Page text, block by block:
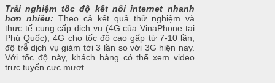
Trải nghiệm tốc độ kết nối internet nhanh
hơn nhiều: Theo cả kết quả thử nghiệm và
thực tế cung cấp dịch vụ (4G của VinaPhone tại
Phú Quốc), 4G cho tốc độ cao gấp từ 7-10 lần,
độ trễ dịch vụ giảm tới 3 lần so với 3G hiện nay.
Với tốc độ này, khách hàng có thể xem video
trực tuyến cực mượt.